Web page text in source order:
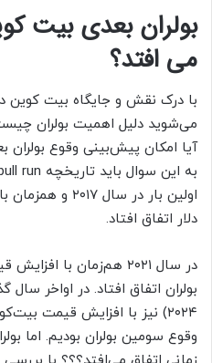
بولران بعدی بیت
می افتد؟
با درک نقش و جایگاه بیت کوین
می‌شوید دلیل اهمیت بولران
دلار اتفاق افتاد.
بولران اتفاق افتاد. در اواخر سال
وقوع سومین بولران بودیم. اما